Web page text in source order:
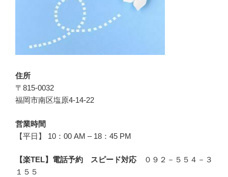
住所
〒815-0032
福岡市南区塩原4-14-22
営業時間
【平日】 10：00 AM – 18：45 PM
【楽TEL】電話予約 スピード対応
０９２－５５４－３
１５５